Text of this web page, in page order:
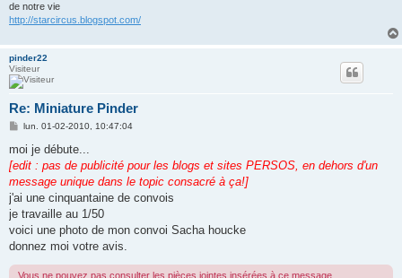
de notre vie
http://starcircus.blogspot.com/
pinder22
Visiteur
Re: Miniature Pinder
M
s
a
g
lun. 01-02-2010, 10:47:04
moi je débute...
[edit : pas de publicité pour les blogs et sites PERSOS, en dehors d'un
message unique dans le topic consacré à ça!]
j'ai une cinquantaine de convois
je travaille au 1/50
voici une photo de mon convoi Sacha houcke
donnez moi votre avis.
Vous ne pouvez pas consulter les pièces jointes insérées à ce message.